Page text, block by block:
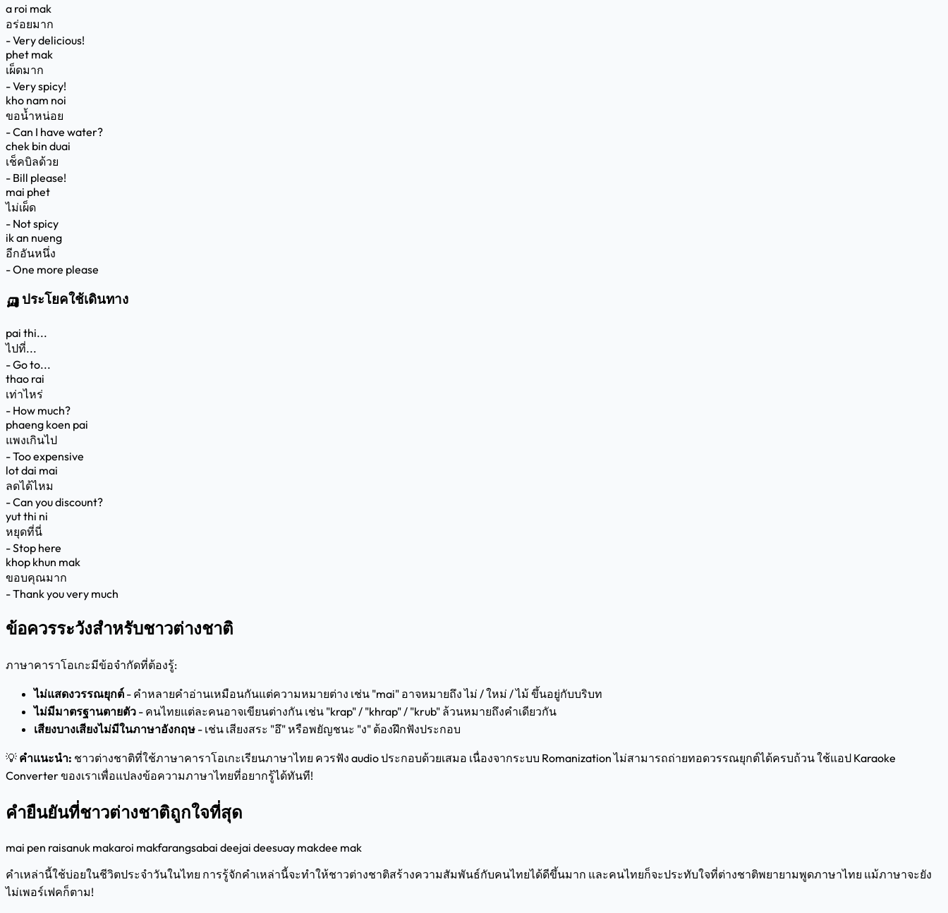
a roi mak
อร่อยมาก
- Very delicious!
phet mak
เผ็ดมาก
- Very spicy!
kho nam noi
ขอน้ำหน่อย
- Can I have water?
chek bin duai
เช็คบิลด้วย
- Bill please!
mai phet
ไม่เผ็ด
- Not spicy
ik an nueng
อีกอันหนึ่ง
- One more please
🛺 ประโยคใช้เดินทาง
pai thi...
ไปที่...
- Go to...
thao rai
เท่าไหร่
- How much?
phaeng koen pai
แพงเกินไป
- Too expensive
lot dai mai
ลดได้ไหม
- Can you discount?
yut thi ni
หยุดที่นี่
- Stop here
khop khun mak
ขอบคุณมาก
- Thank you very much
ข้อควรระวังสำหรับชาวต่างชาติ
ภาษาคาราโอเกะมีข้อจำกัดที่ต้องรู้:
ไม่แสดงวรรณยุกต์ - คำหลายคำอ่านเหมือนกันแต่ความหมายต่าง เช่น "mai" อาจหมายถึง ไม่ / ใหม่ / ไม้ ขึ้นอยู่กับบริบท
ไม่มีมาตรฐานตายตัว - คนไทยแต่ละคนอาจเขียนต่างกัน เช่น "krap" / "khrap" / "krub" ล้วนหมายถึงคำเดียวกัน
เสียงบางเสียงไม่มีในภาษาอังกฤษ - เช่น เสียงสระ "อึ" หรือพยัญชนะ "ง" ต้องฝึกฟังประกอบ
💡 คำแนะนำ: ชาวต่างชาติที่ใช้ภาษาคาราโอเกะเรียนภาษาไทย ควรฟัง audio ประกอบด้วยเสมอ เนื่องจากระบบ Romanization ไม่สามารถถ่ายทอดวรรณยุกต์ได้ครบถ้วน ใช้แอป Karaoke
Converter ของเราเพื่อแปลงข้อความภาษาไทยที่อยากรู้ได้ทันที!
คำยืนยันที่ชาวต่างชาติถูกใจที่สุด
mai pen raisanuk makaroi makfarangsabai deejai deesuay makdee mak
คำเหล่านี้ใช้บ่อยในชีวิตประจำวันในไทย การรู้จักคำเหล่านี้จะทำให้ชาวต่างชาติสร้างความสัมพันธ์กับคนไทยได้ดีขึ้นมาก และคนไทยก็จะประทับใจที่ต่างชาติพยายามพูดภาษาไทย แม้ภาษาจะยัง
ไม่เพอร์เฟคก็ตาม!